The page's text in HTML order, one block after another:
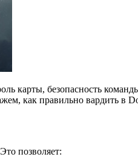
карты, безопасность
как правильно вардить в
позволяет: